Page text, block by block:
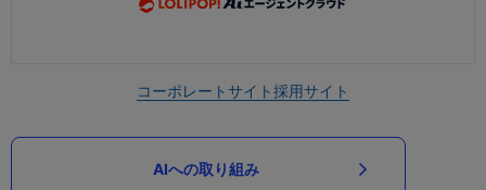
コーポレートサイト採用サイト
AIへの取り組み